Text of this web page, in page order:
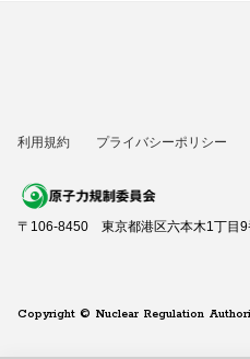
利用規約 プライバシーポリシー
〒106-8450 東京都港区六本木1丁目9
Copyright © Nuclear Regulation